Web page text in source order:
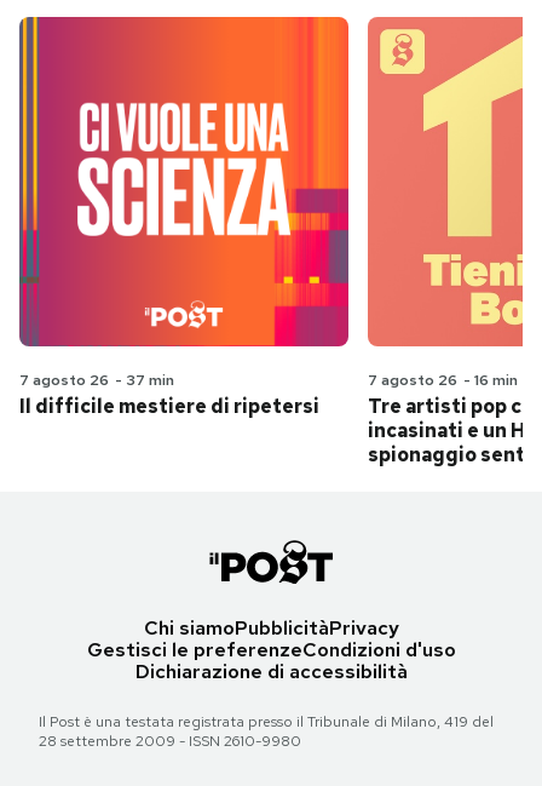
7 agosto 26 - 37 min
Il difficile mestiere di ripetersi
7 agosto 26 - 16 min
Tre artisti pop
incasinati e un
spionaggio
Chi siamoPubblicitàPrivacy
Gestisci le preferenzeCondizioni d'uso
Dichiarazione di accessibilità
Il Post è una testata registrata presso il Tribunale di Milano, 419 del
28 settembre 2009 - ISSN 2610-9980